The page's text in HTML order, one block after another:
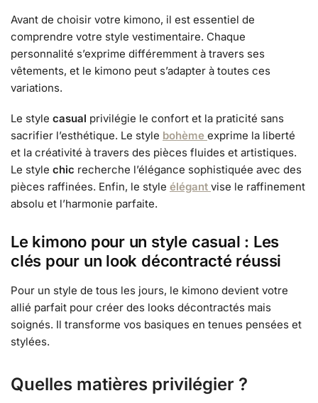
Avant de choisir votre kimono, il est essentiel de
comprendre votre style vestimentaire. Chaque
personnalité s’exprime différemment à travers ses
vêtements, et le kimono peut s’adapter à toutes ces
variations.
Le style casual privilégie le confort et la praticité sans
sacrifier l’esthétique. Le style bohème exprime la liberté
et la créativité à travers des pièces fluides et artistiques.
Le style chic recherche l’élégance sophistiquée avec des
pièces raffinées. Enfin, le style élégant vise le raffinement
absolu et l’harmonie parfaite.
Le kimono pour un style casual : Les
clés pour un look décontracté réussi
Pour un style de tous les jours, le kimono devient votre
allié parfait pour créer des looks décontractés mais
soignés. Il transforme vos basiques en tenues pensées et
stylées.
Quelles matières privilégier ?